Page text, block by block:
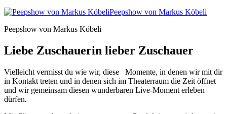
Peepshow von Markus Köbeli
Peepshow von Markus Köbeli
Liebe Zuschauerin lieber Zuschauer
Vielleicht vermisst du wie wir, diese Momente, in denen wir mit dir
in Kontakt treten und in denen sich im Theaterraum die Zeit öffnet
und wir gemeinsam diesen wunderbaren Live-Moment erleben
dürfen.